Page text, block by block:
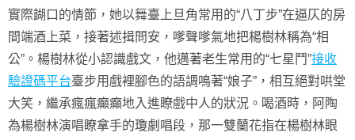
實際餬口的情節，她以舞臺上旦角常用的“八丁步”在逼仄的房
間端酒上菜，接著述揖問安，嗲聲嗲氣地把楊樹林稱為“相
公”。楊樹林從小認識戲文，他邁著老生常用的“七星鬥”接收
驗證碼平台臺步用戲裡腳色的語調鳴著“娘子”，相互絕對哄堂
大笑，繼承瘋瘋癲癲地入進瞭戲中人的狀況。喝酒時，阿陶
為楊樹林演唱瞭拿手的瓊劇唱段，那一雙蘭花指在楊樹林眼